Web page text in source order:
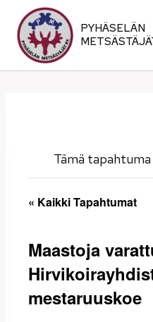
sisältöön
PYHÄSELÄN
Tämä
« Kaikki Tapahtumat
Maastoja
mestaruuskoe